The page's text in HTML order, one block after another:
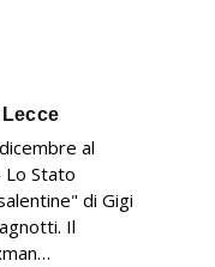
al
Lo Stato
di Gigi
Il